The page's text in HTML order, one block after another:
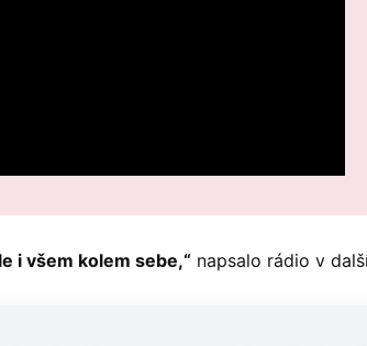
i všem kolem sebe,“ napsalo rádio v